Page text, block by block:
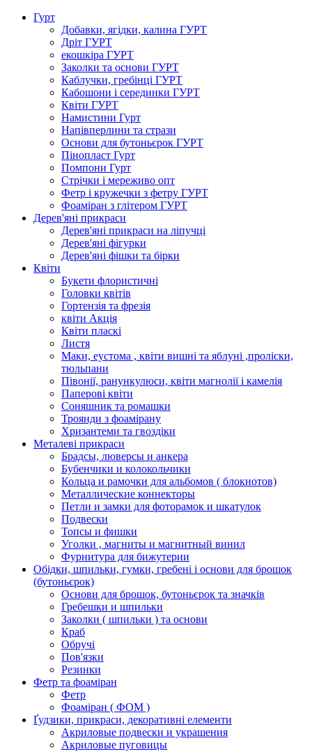
Гурт
Добавки, ягідки, калина ГУРТ
Дріт ГУРТ
екошкіра ГУРТ
Заколки та основи ГУРТ
Каблучки, гребінці ГУРТ
Кабошони і серединки ГУРТ
Квіти ГУРТ
Намистини Гурт
Напівперлини та стрази
Основи для бутоньєрок ГУРТ
Пінопласт Гурт
Помпони Гурт
Стрічки і мереживо опт
Фетр і кружечки з фетру ГУРТ
Фоаміран з глітером ГУРТ
Дерев'яні прикраси
Дерев'яні прикраси на ліпучці
Дерев'яні фігурки
Дерев'яні фішки та бірки
Квіти
Букети флористичні
Головки квітів
Гортензія та фрезія
квіти Акція
Квіти пласкі
Листя
Маки, еустома , квіти вишні та яблуні ,проліски,
тюльпани
Півонії, ранункулюси, квіти магнолії і камелія
Паперові квіти
Соняшник та ромашки
Троянди з фоамірану
Хризантеми та гвоздіки
Металеві прикраси
Брадсы, люверсы и анкера
Бубенчики и колокольчики
Кольца и рамочки для альбомов ( блокнотов)
Металлические коннекторы
Петли и замки для фоторамок и шкатулок
Подвески
Топсы и фишки
Уголки , магниты и магнитный винил
Фурнитура для бижутерии
Обідки, шпильки, гумки, гребені і основи для брошок
(бутоньєрок)
Основи для брошок, бутоньєрок та значків
Гребешки и шпильки
Заколки ( шпильки ) та основи
Краб
Обручі
Пов'язки
Резинки
Фетр та фоаміран
Фетр
Фоаміран ( ФОМ )
Ґудзики, прикраси, декоративні елементи
Акриловые подвески и украшения
Акриловые пуговицы